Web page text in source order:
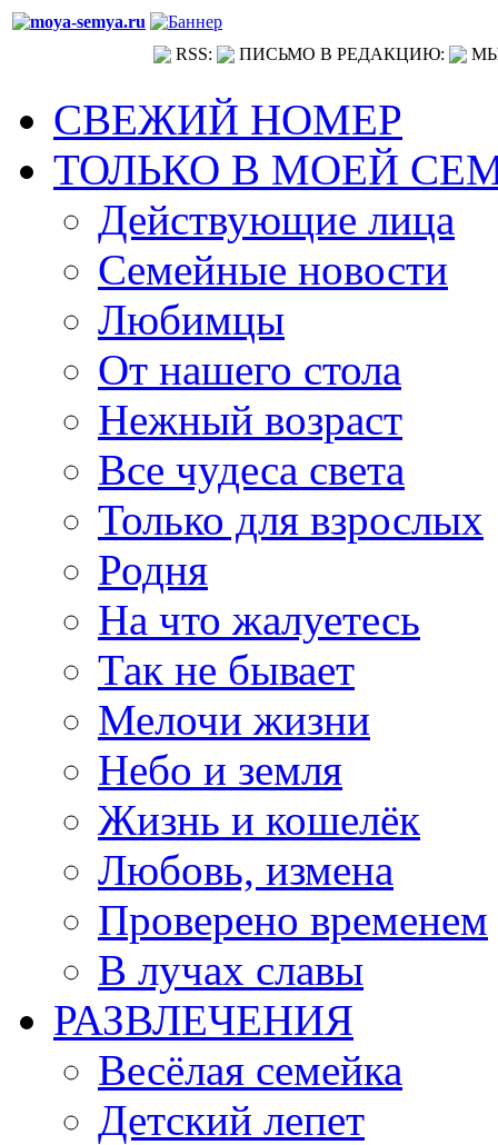
RSS: ПИСЬМО В РЕДАКЦИЮ:
СВЕЖИЙ НОМЕР
ТОЛЬКО В МОЕЙ
Действующие лица
Семейные новости
Любимцы
От нашего стола
Нежный возраст
Все чудеса света
Только для взрослых
Родня
На что жалуетесь
Так не бывает
Мелочи жизни
Небо и земля
Жизнь и кошелёк
Любовь, измена
Проверено временем
В лучах славы
РАЗВЛЕЧЕНИЯ
Весёлая семейка
Детский лепет